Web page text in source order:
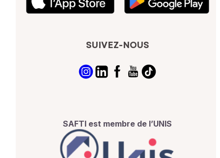
SUIVEZ-NOUS
SAFTI est membre de l’UNIS